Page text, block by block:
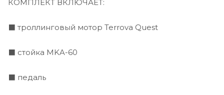
КОМПЛЕКТ ВКЛЮЧАЕТ:
⬛ троллинговый мотор Terrova Quest
⬛ стойка MKA-60
⬛ педаль